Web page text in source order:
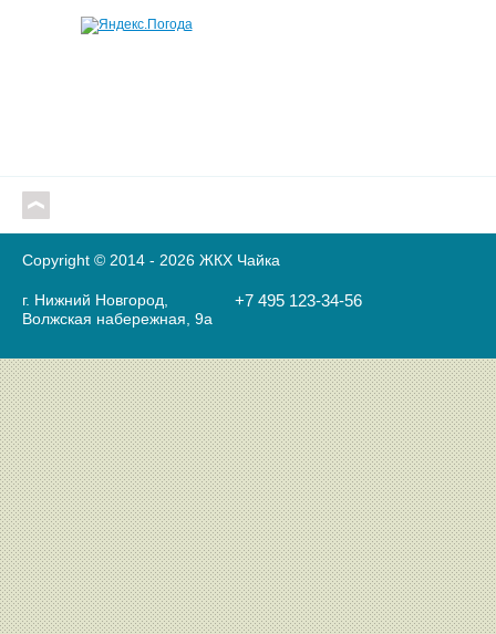
г. Нижний Новгород,
Волжская набережная, 9а
+7 495 123-34-56
Copyright © 2014 - 2026 ЖКХ Чайка